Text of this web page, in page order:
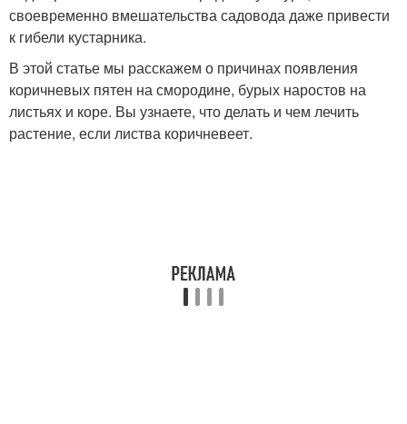
своевременно вмешательства садовода даже привести
к гибели кустарника.
В этой статье мы расскажем о причинах появления
коричневых пятен на смородине, бурых наростов на
листьях и коре. Вы узнаете, что делать и чем лечить
растение, если листва коричневеет.